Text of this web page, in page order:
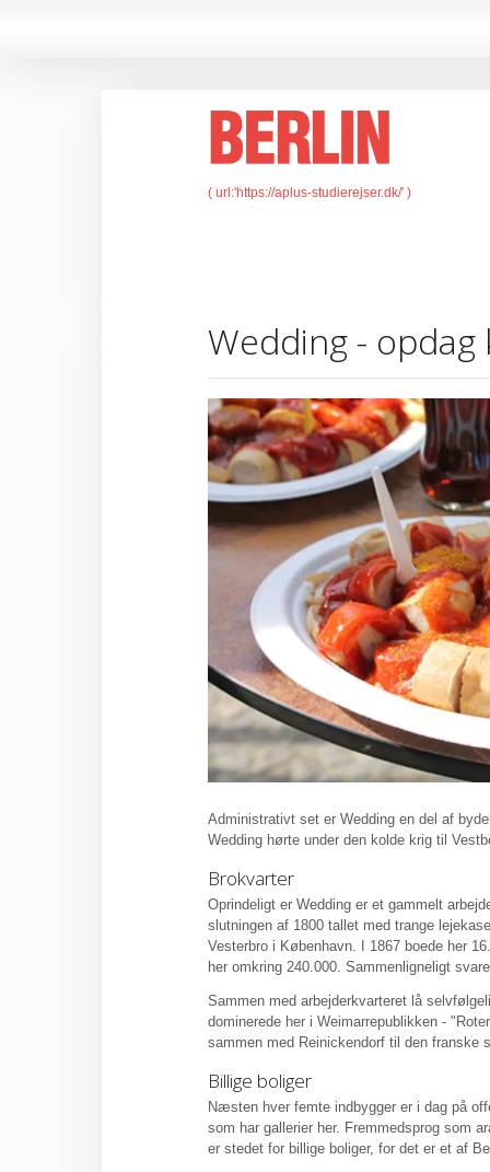
Wedding -
Administrativt set er Wedding en del af
Wedding hørte under den kolde krig til
Brokvarter
Oprindeligt er Wedding er et gammelt
slutningen af 1800 tallet med trange
Vesterbro i København. I 1867 boede her
her omkring 240.000. Sammenligneligt
Sammen med arbejderkvarteret lå
dominerede her i Weimarrepublikken -
sammen med Reinickendorf til den franske
Billige boliger
Næsten hver femte indbygger er i dag på
som har gallerier her. Fremmedsprog som
er stedet for billige boliger, for det er et af